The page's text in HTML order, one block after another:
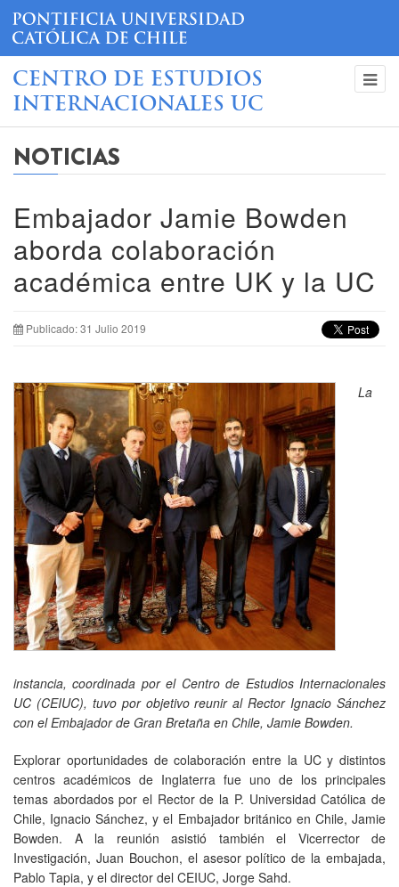
CENTRO DE ESTUDIOS
INTERNACIONALES UC
NOTICIAS
Embajador Jamie Bowden
aborda colaboración
académica entre UK y la UC
Publicado: 31 Julio 2019
La
instancia, coordinada por el Centro de Estudios Internacionales
UC (CEIUC), tuvo por objetivo reunir al Rector Ignacio Sánchez
con el Embajador de Gran Bretaña en Chile, Jamie Bowden.
Explorar oportunidades de colaboración entre la UC y distintos
centros académicos de Inglaterra fue uno de los principales
temas abordados por el Rector de la P. Universidad Católica de
Chile, Ignacio Sánchez, y el Embajador británico en Chile, Jamie
Bowden. A la reunión asistió también el Vicerrector de
Investigación, Juan Bouchon, el asesor político de la embajada,
Pablo Tapia, y el director del CEIUC, Jorge Sahd.